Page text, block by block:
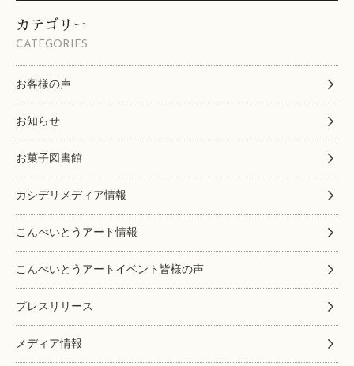
カテゴリー
CATEGORIES
お客様の声
お知らせ
お菓子図書館
カシデリメディア情報
こんぺいとうアート情報
こんぺいとうアートイベント皆様の声
プレスリリース
メディア情報